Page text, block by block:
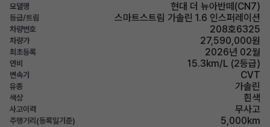
모델명 현대 더 뉴아반떼(CN7)
등급/트림 스마트스트림 가솔린 1.6 인스퍼레이션
차량번호 208호6325
차량가 27,590,000원
최초등록 2026년 02월
연비 15.3km/L (2등급)
변속기 CVT
유종 가솔린
색상 흰색
사고이력 무사고
주행거리(등록일기준) 5,000km